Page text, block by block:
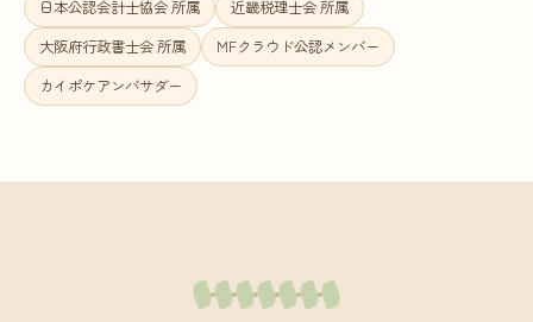
日本公認会計士協会 所属
近畿税理士会 所属
大阪府行政書士会 所属
MFクラウド公認メンバー
カイポケアンバサダー